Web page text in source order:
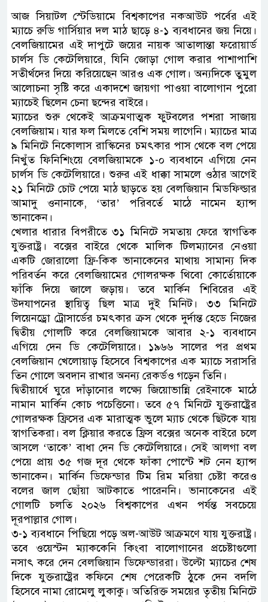
আজ সিয়াটল স্টেডিয়ামে বিশ্বকাপের নকআউট পর্বের এই
ম্যাচে রুডি গার্সিয়ার দল মাঠ ছাড়ে ৪-১ ব্যবধানের জয় নিয়ে।
বেলজিয়ামের এই দাপুটে জয়ের নায়ক আতালান্তা ফরোয়ার্ড
চার্লস ডি কেটেলিয়ারে, যিনি জোড়া গোল করার পাশাপাশি
সতীর্থদের দিয়ে করিয়েছেন আরও এক গোল। অন্যদিকে তুমুল
আলোচনা সৃষ্টি করে একাদশে জায়গা পাওয়া বালোগান পুরো
ম্যাচেই ছিলেন চেনা ছন্দের বাইরে।
ম্যাচের শুরু থেকেই আক্রমণাত্মক ফুটবলের পশরা সাজায়
বেলজিয়াম। যার ফল মিলতে বেশি সময় লাগেনি। ম্যাচের মাত্র
৯ মিনিটে নিকোলাস রাস্কিনের চমৎকার পাস থেকে বল পেয়ে
নিখুঁত ফিনিশিংয়ে বেলজিয়ামকে ১-০ ব্যবধানে এগিয়ে নেন
চার্লস ডি কেটেলিয়ারে। শুরুর এই ধাক্কা সামলে ওঠার আগেই
২১ মিনিটে চোট পেয়ে মাঠ ছাড়তে হয় বেলজিয়ান মিডফিল্ডার
আমাদু ওনানাকে, ‘তার’ পরিবর্তে মাঠে নামেন হ্যান্স
ভানাকেন।
খেলার ধারার বিপরীতে ৩১ মিনিটে সমতায় ফেরে স্বাগতিক
যুক্তরাষ্ট্র। বক্সের বাইরে থেকে মালিক টিলম্যানের নেওয়া
একটি জোরালো ফ্রি-কিক ভানাকেনের মাথায় সামান্য দিক
পরিবর্তন করে বেলজিয়ামের গোলরক্ষক থিবো কোর্তোয়াকে
ফাঁকি দিয়ে জালে জড়ায়। তবে মার্কিন শিবিরের এই
উদযাপনের স্থায়িত্ব ছিল মাত্র দুই মিনিট। ৩৩ মিনিটে
লিয়েনড্রো ট্রোসার্ডের চমৎকার ক্রস থেকে দুর্দান্ত হেডে নিজের
দ্বিতীয় গোলটি করে বেলজিয়ামকে আবার ২-১ ব্যবধানে
এগিয়ে দেন ডি কেটেলিয়ারে। ১৯৬৬ সালের পর প্রথম
বেলজিয়ান খেলোয়াড় হিসেবে বিশ্বকাপের এক ম্যাচে সরাসরি
তিন গোলে অবদান রাখার অনন্য রেকর্ডও গড়েন তিনি।
দ্বিতীয়ার্ধে ঘুরে দাঁড়ানোর লক্ষ্যে জিয়োভান্নি রেইনাকে মাঠে
নামান মার্কিন কোচ পচেত্তিনো। তবে ৫৭ মিনিটে যুক্তরাষ্ট্রের
গোলরক্ষক ফ্রিসের এক মারাত্মক ভুলে ম্যাচ থেকে ছিটকে যায়
স্বাগতিকরা। বল ক্লিয়ার করতে ফ্রিস বক্সের অনেক বাইরে চলে
আসলে ‘তাকে’ বাধা দেন ডি কেটেলিয়ারে। সেই আলগা বল
পেয়ে প্রায় ৩৫ গজ দূর থেকে ফাঁকা পোস্টে শট নেন হ্যান্স
ভানাকেন। মার্কিন ডিফেন্ডার টিম রিম মরিয়া চেষ্টা করেও
বলের জাল ছোঁয়া আটকাতে পারেননি। ভানাকেনের এই
গোলটি চলতি ২০২৬ বিশ্বকাপের এখন পর্যন্ত সবচেয়ে
দূরপাল্লার গোল।
৩-১ ব্যবধানে পিছিয়ে পড়ে অল-আউট আক্রমণে যায় যুক্তরাষ্ট্র।
তবে ওয়েস্টন ম্যাককেনি কিংবা বালোগানের প্রচেষ্টাগুলো
নসাৎ করে দেন বেলজিয়ান ডিফেন্ডাররা। উল্টো ম্যাচের শেষ
দিকে যুক্তরাষ্ট্রের কফিনে শেষ পেরেকটি ঠুকে দেন বদলি
হিসেবে নামা রোমেলু লুকাকু। অতিরিক্ত সময়ের তৃতীয় মিনিটে